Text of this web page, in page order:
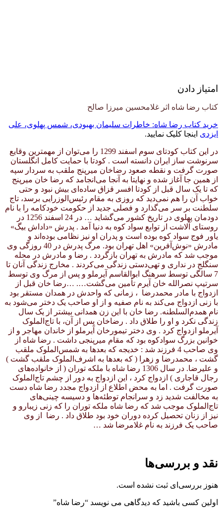
امتیاز دادن
کتاب رضا شاه اثر غلامحسین میرزا صالح
خرید کتاب رضا شاه: خاطرات سلیمان بهبودی، شمس پهلوی، علی
ایزدی اینجا کلیک نمایید.
در این کتاب کودتای سوم اسفند 1299 را می‌توان از مهمترین وقایع
سرنوشت ساز ایران دانسته است . کودتا با حمایت کامل انگلستان
صورت گرفت و نقطه صعود رضاخان میرپنج ملقب به سردار سپه
از همین جا آغاز شده و نهایتا به آنجا می‌انجامد که رضا خان میرپنج
که تا یک سال قبل از کودتا افسر قزاق ساده‌ای بیش نبود و حتی
خواب آن را هم نمی‌دید که روزی به مقام رئیس‌الوزرایی برسد، تاج
سلطنت بر سر می‌گذارد و فصلی جدید از حکومت خودکامه را با نام
دودمان پهلوی در تاریخ کشور می‌گشاید … در 24 اسفند 1256 در
روستای آلاشت از توابع سواد کوه به دنیا آمد . پدرش «داداش بیگ»
یاور فوج سواد کوه بوده است و پدران او نیز نظامی بوده‌اند و
مادرش «نوش‌آفرین» اهل تهران بود. مرگ پدرش در 40 روزگی وی
موجب شد که مادرش به تهران بازگردد . رضا و مادرش در محله
سنگلج در نداری و تهی‌دستی زندگی‌ می‌کردند . مخارج زندگی آنان تا
7 سالگی توسط سرهنگ ابوالقاسم آیرملو و پس از مرگ وی توسط
سرتیپ نصرالله خان آیرم تأمین می‌گشت…. …رضا خان قبل از
ازدواج با مادر محمدرضا ، زمانی که واحدش در همدان مستقر بود
با زنی ازدواج می‌کند به نام صفیه و از او صاحب یک دختر می‌شود به
نام همدم‌السلطنه. رضا خان با این زن همدانی بیشتر از یک سال
زندگی نکرد و او را طلاق داد . رضاخان پس از آن، با تاج‌الملوک
آیرملو ازدواج کرد . وی دختر تیمورخان آیرملو از خاندان مهاجر و از
خوانین بزرگ سوادکوه بود که مقام میرپنجی داشت . رضا شاه از
وی صاحب 4 فرزند شد : خدیجه که بعدها به شمس‌الملوک ملقب
گشت ، محمدرضا و زهرا ( که بعدها به اشرف‌الملوک ملقب گشت )
و علیرضا. در سال 1306 رضا شاه با ملکه توران ( از خانواده‌های
رجال قاجاری ) ازدواج کرد ، این ازدواج به دور از چشم تاج‌الملوک
صورت گرفت . اما به محض اطلاع از ازدواج مجدد رضا شاه دست
به مخالفت شدید زد و سرانجام توطئه‌ها و دسیسه چینی‌های
تاج‌الملوک موجب شد که رضا شاه ملکه توران را که زنی زیبارو و
نیز از زنان تحصیل کرده دوران خود بود طلاق داد . رضا از وی
صاحب یک فرزند به نام غلامرضا شد …
نقد و بررسی‌ها
هنوز بررسی‌ای ثبت نشده است.
اولین کسی باشید که دیدگاهی می نویسد “رضا شاه”